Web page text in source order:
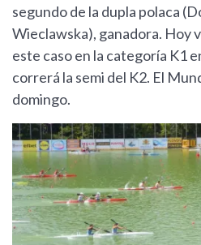
segundo de la dupla polaca
Wieclawska), ganadora. Hoy
este caso en la categoría K1
correrá la semi del K2. El
domingo.